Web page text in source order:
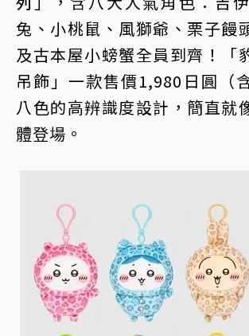
兔、小桃鼠、風獅爺、栗子饅
及古本屋小螃蟹全員到齊！「
吊飾」一款售價1,980日圓（
八色的高辨識度設計，簡直就
體登場。